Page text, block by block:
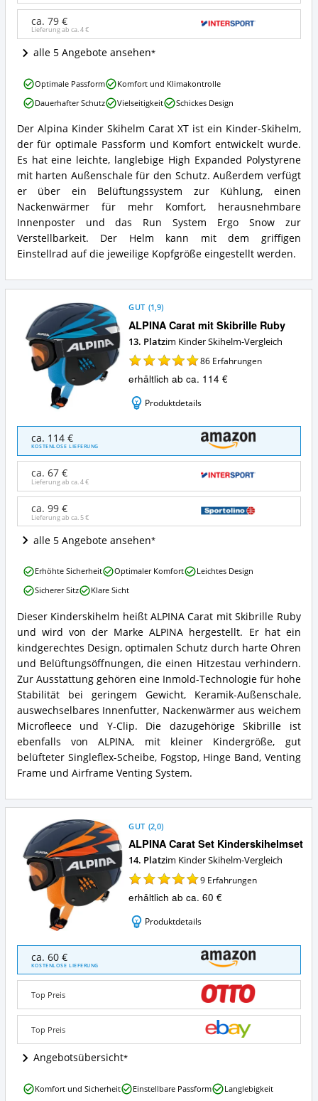
Angebote:
dieser
Kinder
erhältlich?
ca. 79 €
Lieferung ab ca.4 €
alle 5 Angebote ansehen
Alpina
Kinder
Skihelm
Carat
Zusammenfassung:
Was
bietet
dieser
Kinder
Skihelm?
Der Alpina Kinder Skihelm Carat XT ist ein Kinder-Skihelm,
der für optimale Passform und Komfort entwickelt wurde.
Es hat eine leichte, langlebige High Expanded Polystyrene
mit harten Außenschale für den Schutz. Außerdem verfügt
er über ein Belüftungssystem zur Kühlung, einen
Nackenwärmer für mehr Komfort, herausnehmbare
Innenposter und das Run System Ergo Snow zur
Verstellbarkeit. Der Helm kann mit dem griffigen
Einstellrad auf die jeweilige Kopfgröße eingestellt werden.
Alpina
Kinder
Skihelm
XT
Vorteile:
Was
spricht
für
diesen
Kinder
Skihelm?
Optimale Passform
Komfort und Klimakontrolle
Dauerhafter Schutz
Vielseitigkeit Schickes Design
ALPINA Carat mit Skibrille Ruby
GUT (1,9)
13. Platzim Kinder Skihelm-Vergleich
86 Erfahrungen
erhältlich ab ca. 114 €
Produktdetails
ALPINA
Carat
mit
Skibrille
Ruby
Angebote:
dieser
Kinder
erhältlich?
ca. 114 €
KOSTENLOSE LIEFERUNG
ca. 67 €
Lieferung ab ca.4 €
ca. 99 €
Lieferung ab ca.5 €
alle 5 Angebote ansehen
ALPINA
Carat
mit
Skibrille
Ruby
Zusammenfassung:
Was
bietet
dieser
Kinder
Skihelm?
Dieser Kinderskihelm heißt ALPINA Carat mit Skibrille Ruby
und wird von der Marke ALPINA hergestellt. Er hat ein
kindgerechtes Design, optimalen Schutz durch harte Ohren
und Belüftungsöffnungen, die einen Hitzestau verhindern.
Zur Ausstattung gehören eine Inmold-Technologie für hohe
Stabilität bei geringem Gewicht, Keramik-Außenschale,
auswechselbares Innenfutter, Nackenwärmer aus weichem
Microfleece und Y-Clip. Die dazugehörige Skibrille ist
ebenfalls von ALPINA, mit kleiner Kindergröße, gut
belüfteter Singleflex-Scheibe, Fogstop, Hinge Band, Venting
Frame und Airframe Venting System.
ALPINA
Carat
mit
Ruby
Vorteile:
Was
spricht
für
diesen
Kinder
Skihelm?
Erhöhte Sicherheit Optimaler Komfort
Leichtes Design
Sicherer Sitz
Klare Sicht
ALPINA Carat Set Kinderskihelmset
GUT (2,0)
14. Platzim Kinder Skihelm-Vergleich
9 Erfahrungen
erhältlich ab ca. 60 €
Produktdetails
ALPINA
Carat
Set
Kinderskihelmset
Angebote:
Wo
dieser
Kinder
Skihelm
ca. 60 €
KOSTENLOSE LIEFERUNG
Top Preis
Top Preis
Angebotsübersicht
ALPINA
Komfort und Sicherheit Einstellbare Passform Langlebigkeit